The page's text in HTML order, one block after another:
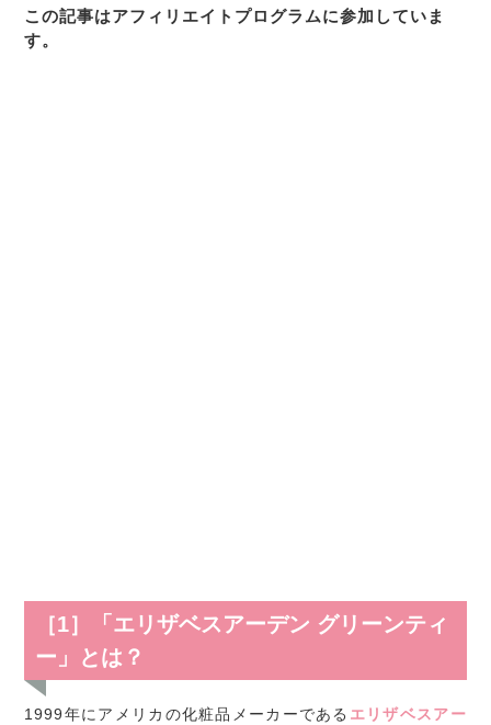
この記事はアフィリエイトプログラムに参加していま
す。
［1］「エリザベスアーデン グリーンティ
ー」とは？
1999年にアメリカの化粧品メーカーである エリザベスアー